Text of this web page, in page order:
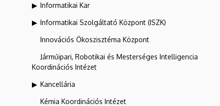
Informatikai Kar
Informatikai Szolgáltató Központ (ISZK)
Innovációs Ökoszisztéma Központ
Járműipari, Robotikai és Mesterséges Intelligencia
Koordinációs Intézet
Kancellária
Kémia Koordinációs Intézet